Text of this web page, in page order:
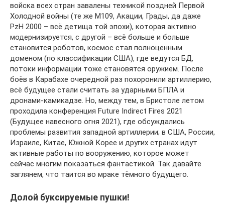
войска всех стран завалены техникой поздней Первой
Холодной войны (те же М109, Акации, Грады, да даже
PzH 2000 – всё детища той эпохи), которая активно
модернизируется, с другой – всё больше и больше
становится роботов, космос стал полноценным
доменом (по классификации США), где ведутся БД,
потоки информации тоже становятся оружием. После
боёв в Карабахе очередной раз похоронили артиллерию,
всё будущее стали считать за ударными БПЛА и
дронами-камикадзе. Но, между тем, в Бристоле летом
проходила конференция Future Indirect Fires 2021
(Будущее навесного огня 2021), где обсуждались
проблемы развития западной артиллерии; в США, России,
Израиле, Китае, Южной Корее и других странах идут
активные работы по вооружению, которое может
сейчас многим показаться фантастикой. Так давайте
заглянем, что таится во мраке тёмного будущего.
Долой буксируемые пушки!